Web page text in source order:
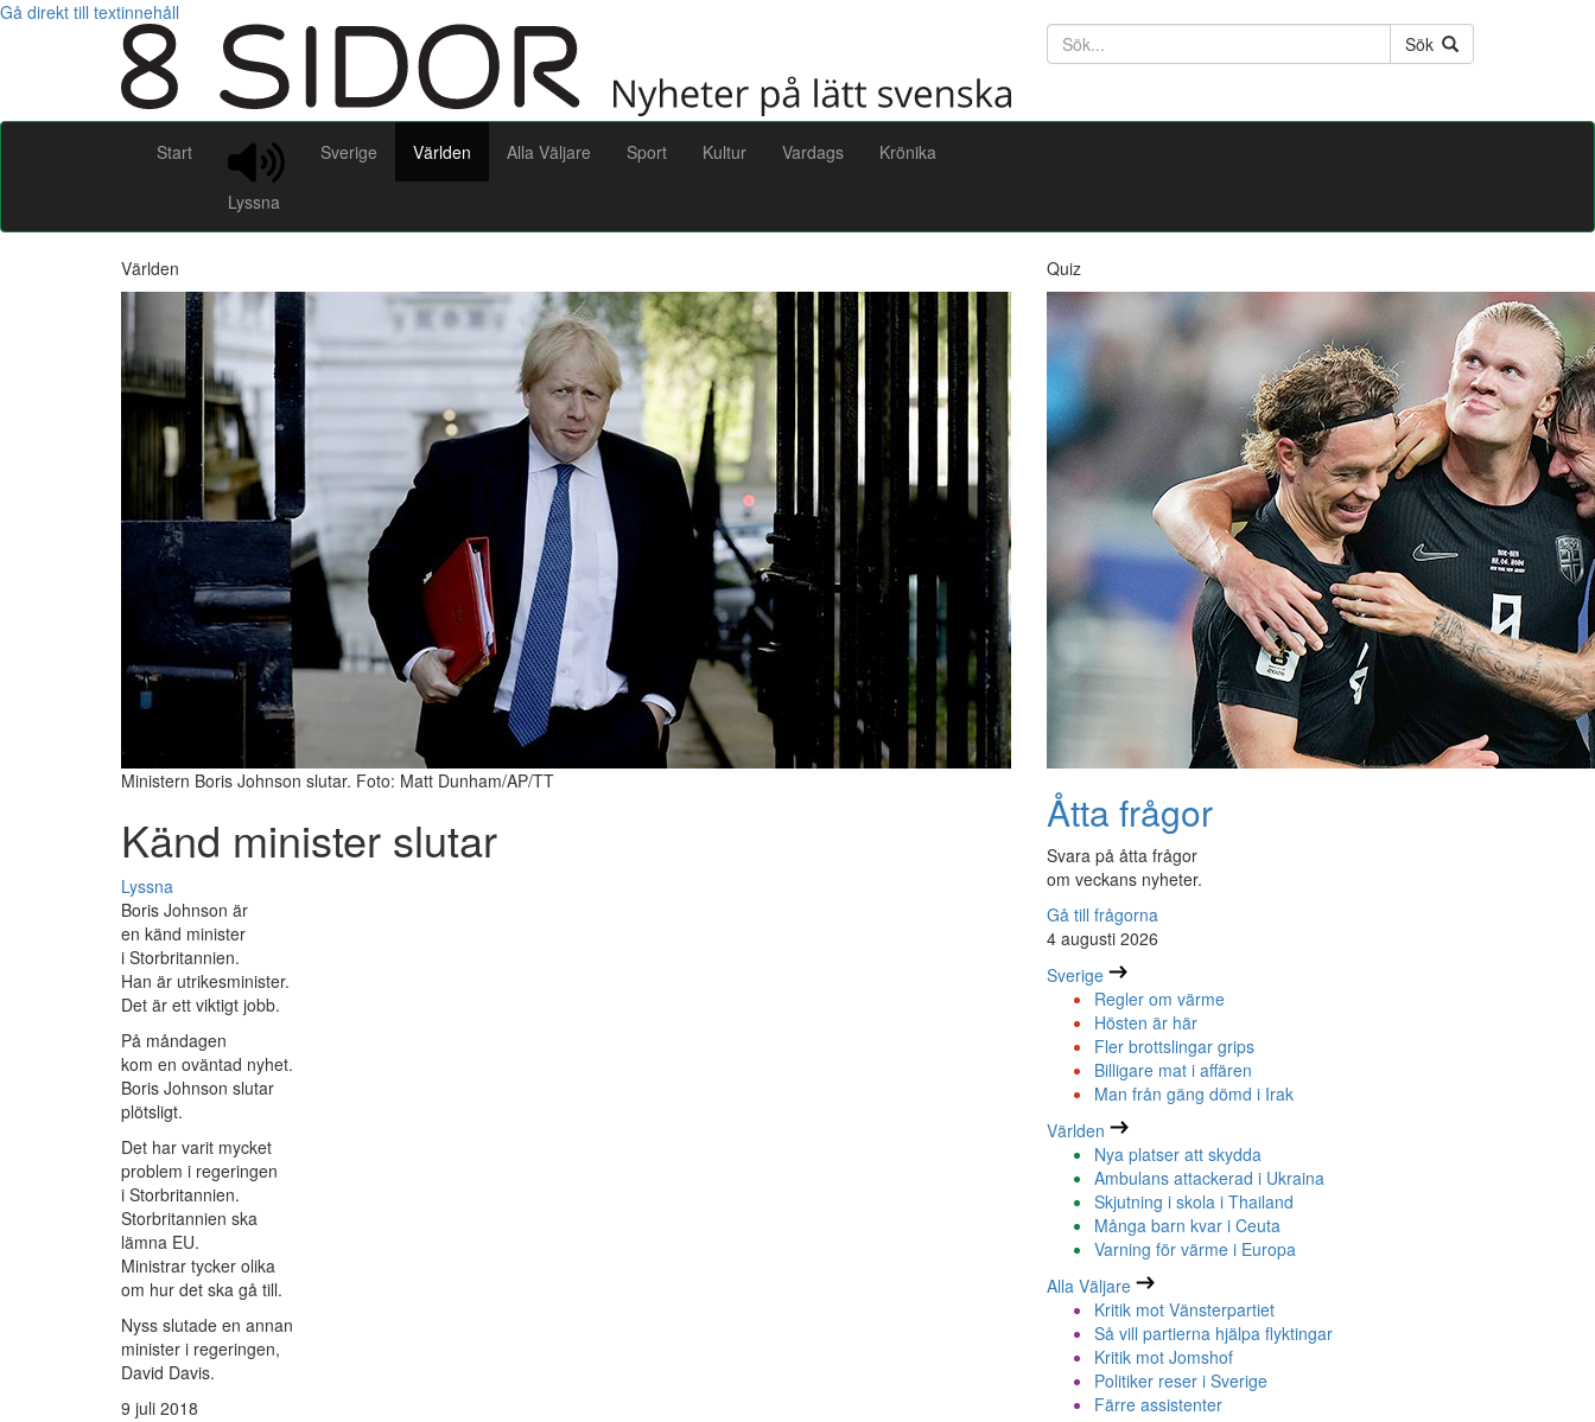
Gå direkt till textinnehåll
Söktext
Sök
Start
Lyssna
Sverige Världen Alla Väljare Sport Kultur Vardags Krönika
Världen
Ministern Boris Johnson slutar. Foto: Matt Dunham/AP/TT
Känd minister slutar
Lyssna
Boris Johnson är
en känd minister
i Storbritannien.
Han är utrikesminister.
Det är ett viktigt jobb.
På måndagen
kom en oväntad nyhet.
Boris Johnson slutar
plötsligt.
Det har varit mycket
problem i regeringen
i Storbritannien.
Storbritannien ska
lämna EU.
Ministrar tycker olika
om hur det ska gå till.
Nyss slutade en annan
minister i regeringen,
David Davis.
9 juli 2018
Quiz
Åtta frågor
Svara på åtta frågor
om veckans nyheter.
Gå till frågorna
4 augusti 2026
Sverige
Regler om värme
Hösten är här
Fler brottslingar grips
Billigare mat i affären
Man från gäng dömd i Irak
Världen
Nya platser att skydda
Ambulans attackerad i Ukraina
Skjutning i skola i Thailand
Många barn kvar i Ceuta
Varning för värme i Europa
Alla Väljare
Kritik mot Vänsterpartiet
Så vill partierna hjälpa flyktingar
Kritik mot Jomshof
Politiker reser i Sverige
Färre assistenter